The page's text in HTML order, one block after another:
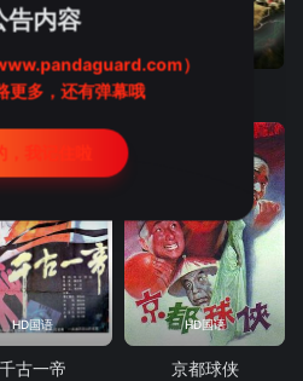
剑七式
HD国语
千古一帝
HD国语
京都球侠
告内容
）
更多，还有弹幕哦
，我记住啦